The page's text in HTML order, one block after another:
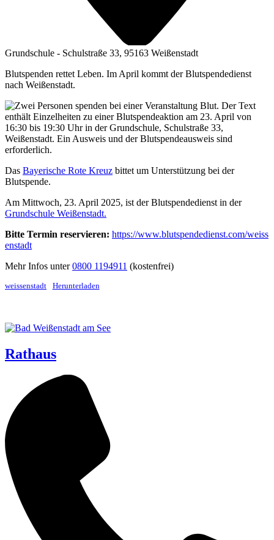
Grundschule - Schulstraße 33, 95163 Weißenstadt
Blutspenden rettet Leben. Im April kommt der Blutspendedienst
nach Weißenstadt.
Das Baye­ri­sche Rote Kreuz bit­tet um Unter­stüt­zung bei der
Blutspende.
Am Mitt­woch, 23. April 2025, ist der Blut­spen­de­dienst in der
Grund­schu­le Weißenstadt.
Bit­te Ter­min reser­vie­ren: https://​www​.blut​spen​de​dienst​.com/​w​e​i​s​s​
e​n​s​t​adt
Mehr Infos unter0800 1194911 (kos­ten­frei)
weis­sen­stadt Her­un­ter­la­den
Rathaus